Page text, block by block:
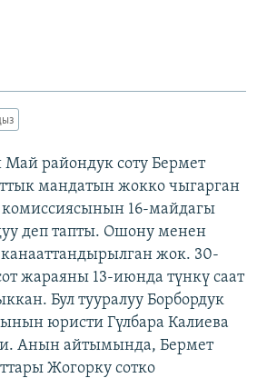
сайттары
райондук соту Бермет
мандатын жокко чыгарган
16-майдагы
деп тапты. Ошону менен
жок. 30-
жараяны 13-июнда түнкү саат
Бул тууралуу Борбордук
юристи Гүлбара Калиева
Анын айтымында, Бермет
Жогорку сотко